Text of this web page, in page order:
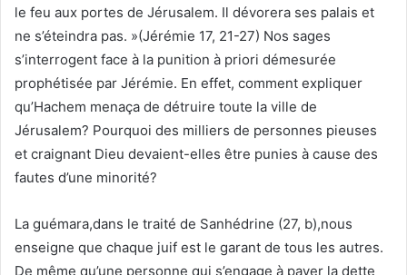
le feu aux portes de Jérusalem. Il dévorera ses palais et
ne s’éteindra pas. »(Jérémie 17, 21-27) Nos sages
s’interrogent face à la punition à priori démesurée
prophétisée par Jérémie. En effet, comment expliquer
qu’Hachem menaça de détruire toute la ville de
Jérusalem? Pourquoi des milliers de personnes pieuses
et craignant Dieu devaient-elles être punies à cause des
fautes d’une minorité?
La guémara,dans le traité de Sanhédrine (27, b),nous
enseigne que chaque juif est le garant de tous les autres.
De même qu’une personne qui s’engage à payer la dette